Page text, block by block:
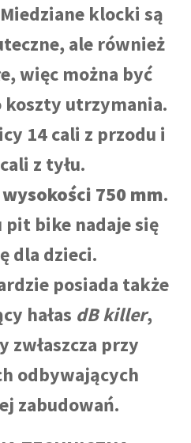
klocki są
ale również
więc można być
koszty utrzymania.
14 cali z przodu i
z tyłu.
750 mm.
pit bike nadaje się
dla dzieci.
posiada także
hałas dB killer,
zwłaszcza przy
odbywających
zabudowań.